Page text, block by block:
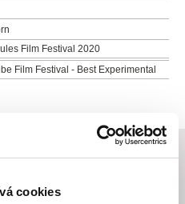
cookies
republika
www.roger-horn.com
Film Festival 2020
Mountaineer Short Film Festival
Queens World Film Festival
Film Festival - Best Experimental